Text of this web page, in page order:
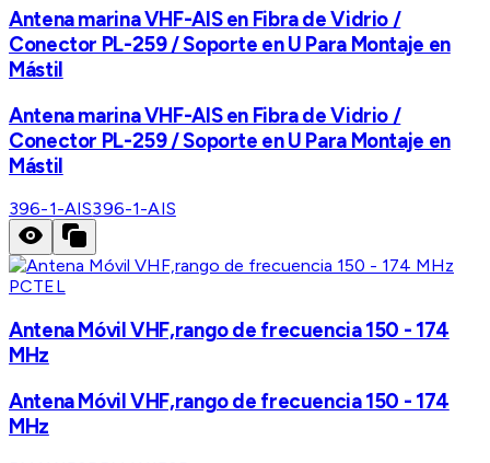
Antena marina VHF-AIS en Fibra de Vidrio /
Conector PL-259 / Soporte en U Para Montaje en
Mástil
Antena marina VHF-AIS en Fibra de Vidrio /
Conector PL-259 / Soporte en U Para Montaje en
Mástil
396-1-AIS396-1-AIS
PCTEL
Antena Móvil VHF,rango de frecuencia 150 - 174
MHz
Antena Móvil VHF,rango de frecuencia 150 - 174
MHz